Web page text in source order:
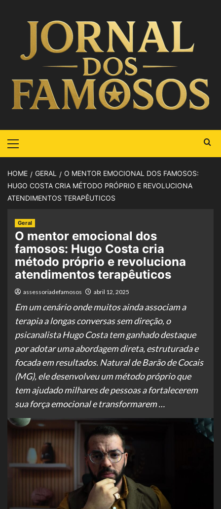
HOME GERAL
O MENTOR EMOCIONAL DOS FAMOSOS:
HUGO COSTA CRIA MÉTODO PRÓPRIO E REVOLUCIONA
ATENDIMENTOS TERAPÊUTICOS
Geral
O mentor emocional dos
famosos: Hugo Costa cria
método próprio e revoluciona
atendimentos terapêuticos
assessoriadefamosos abril 12, 2025
Em um cenário onde muitos ainda associam a
terapia a longas conversas sem direção, o
psicanalista Hugo Costa tem ganhado destaque
por adotar uma abordagem direta, estruturada e
focada em resultados. Natural de Barão de Cocais
(MG), ele desenvolveu um método próprio que
tem ajudado milhares de pessoas a fortalecerem
sua força emocional e transformarem …